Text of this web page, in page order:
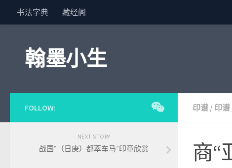
Skip to content
书法字典 藏经阁
翰墨小生
印谱 / 印谱
商“
FOLLOW:
NEXT STORY
战国“（日庚）都萃车马”印章欣赏